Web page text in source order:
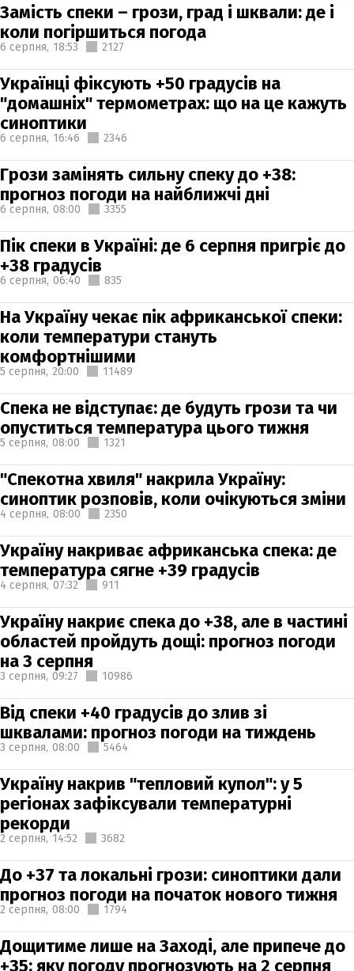
Замість спеки – грози, град і шквали: де і
коли погіршиться погода
6 серпня, 18:53 2127
Українці фіксують +50 градусів на
"домашніх" термометрах: що на це кажуть
синоптики
6 серпня, 16:46 2346
Грози замінять сильну спеку до +38:
прогноз погоди на найближчі дні
6 серпня, 08:00 3355
Пік спеки в Україні: де 6 серпня пригріє до
+38 градусів
6 серпня, 06:40 835
На Україну чекає пік африканської спеки:
коли температури стануть
комфортнішими
5 серпня, 20:00 11489
Спека не відступає: де будуть грози та чи
опуститься температура цього тижня
5 серпня, 08:00 1321
"Спекотна хвиля" накрила Україну:
синоптик розповів, коли очікуються зміни
4 серпня, 08:00 2350
Україну накриває африканська спека: де
температура сягне +39 градусів
4 серпня, 07:32 911
Україну накриє спека до +38, але в частині
областей пройдуть дощі: прогноз погоди
на 3 серпня
3 серпня, 09:27 10986
Від спеки +40 градусів до злив зі
шквалами: прогноз погоди на тиждень
3 серпня, 08:00 5464
Україну накрив "тепловий купол": у 5
регіонах зафіксували температурні
рекорди
2 серпня, 14:52 3682
До +37 та локальні грози: синоптики дали
прогноз погоди на початок нового тижня
2 серпня, 08:00 1794
Дощитиме лише на Заході, але припече до
+35: яку погоду прогнозують на 2 серпня